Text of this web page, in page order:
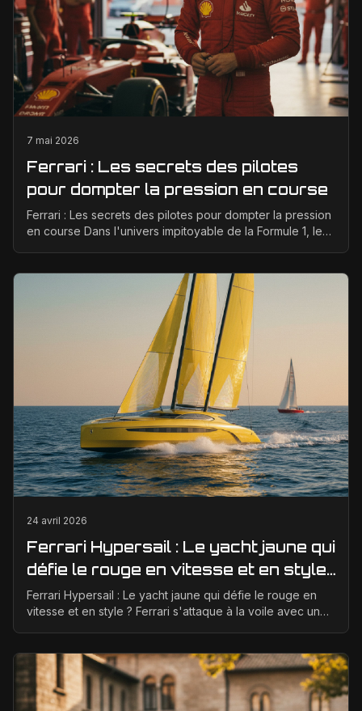
7 mai 2026
Ferrari : Les secrets des pilotes
pour dompter la pression en course
Ferrari : Les secrets des pilotes pour dompter la pression
en course Dans l'univers impitoyable de la Formule 1, les
24 avril 2026
Ferrari Hypersail : Le yacht jaune qui
défie le rouge en vitesse et en style
?
Ferrari Hypersail : Le yacht jaune qui défie le rouge en
vitesse et en style ? Ferrari s'attaque à la voile avec un